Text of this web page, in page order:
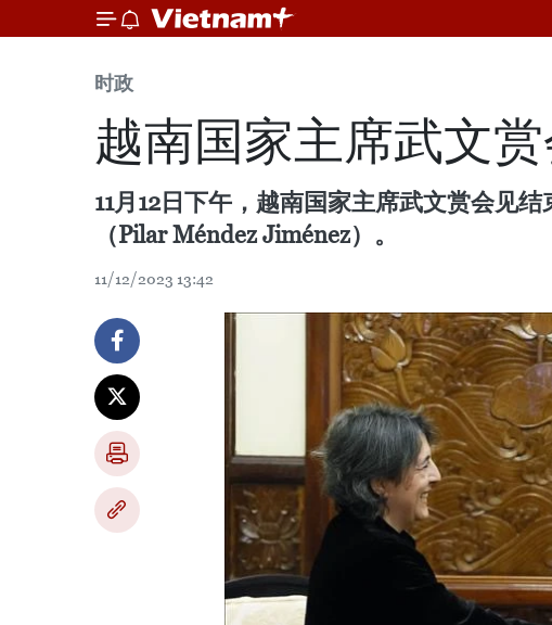
时政
越南国家主席武文
11月12日下午，越南国家主席武文赏会见
（Pilar Méndez Jiménez）。
11/12/2023 13:42